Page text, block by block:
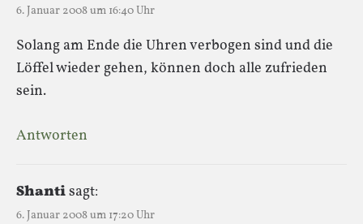
6. Januar 2008 um 16:40 Uhr
Solang am Ende die Uhren verbogen sind und die
Löffel wieder gehen, können doch alle zufrieden
sein.
Antworten
Shantisagt:
6. Januar 2008 um 17:20 Uhr